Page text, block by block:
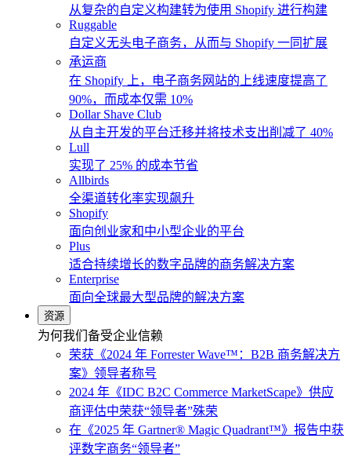
从复杂的自定义构建转为使用 Shopify 进行构建
Ruggable
自定义无头电子商务，从而与 Shopify 一同扩展
承运商
在 Shopify 上，电子商务网站的上线速度提高了
90%，而成本仅需 10%
Dollar Shave Club
从自主开发的平台迁移并将技术支出削减了 40%
Lull
实现了 25% 的成本节省
Allbirds
全渠道转化率实现飙升
Shopify
面向创业家和中小型企业的平台
Plus
适合持续增长的数字品牌的商务解决方案
Enterprise
面向全球最大型品牌的解决方案
资源
为何我们备受企业信赖
荣获《2024 年 Forrester Wave™：B2B 商务解决方
案》领导者称号
2024 年《IDC B2C Commerce MarketScape》供应
商评估中荣获“领导者”殊荣
在《2025 年 Gartner® Magic Quadrant™》报告中获
评数字商务“领导者”